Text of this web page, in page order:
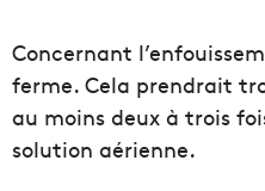
Concernant
ferme. Cela prendrait
au moins deux à trois
solution aérienne.